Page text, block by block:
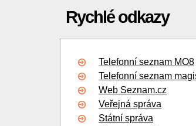
Rychlé odkazy
Telefonní seznam MO8
Telefonní seznam
Web Seznam.cz
Veřejná správa
Státní správa